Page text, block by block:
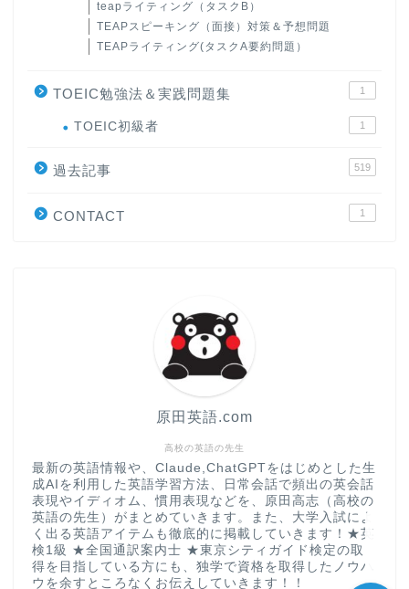
teapライティング（タスクB）
TEAPスピーキング（面接）対策＆予想問題
TEAPライティング(タスクA要約問題）
TOEIC勉強法＆実践問題集 1
TOEIC初級者 1
過去記事 519
CONTACT 1
高校の英語の先生
原田英語.com
最新の英語情報や、Claude,ChatGPTをはじめとした生
成AIを利用した英語学習方法、日常会話で頻出の英会話
表現やイディオム、慣用表現などを、原田高志（高校の
英語の先生）がまとめていきます。また、大学入試によ
く出る英語アイテムも徹底的に掲載していきます！★英
検1級 ★全国通訳案内士 ★東京シティガイド検定の取
得を目指している方にも、独学で資格を取得したノウハ
ウを余すところなくお伝えしていきます！！
大学入試英語対策講座
英語名言・格言・カッコい
い英語＆素敵な英文フレー
CONTACT